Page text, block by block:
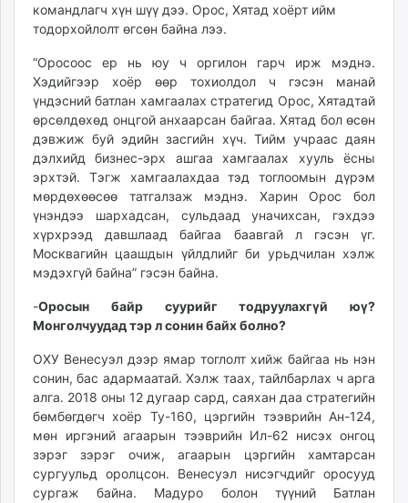
командлагч хүн шүү дээ. Орос, Хятад хоёрт ийм
тодорхойлолт өгсөн байна лээ.
“Оросоос ер нь юу ч оргилон гарч ирж мэднэ.
Хэдийгээр хоёр өөр тохиолдол ч гэсэн манай
үндэсний батлан хамгаалах стратегид Орос, Хятадтай
өрсөлдөхөд онцгой анхаарсан байгаа. Хятад бол өсөн
дэвжиж буй эдийн засгийн хүч. Тийм учраас даян
дэлхийд бизнес-эрх ашгаа хамгаалах хууль ёсны
эрхтэй. Тэгж хамгаалахдаа тэд тоглоомын дүрэм
мөрдөхөөсөө татгалзаж мэднэ. Харин Орос бол
үнэндээ шархадсан, сульдаад уначихсан, гэхдээ
хүрхрээд давшлаад байгаа баавгай л гэсэн үг.
Москвагийн цаашдын үйлдлийг би урьдчилан хэлж
мэдэхгүй байна” гэсэн байна.
-Оросын байр суурийг тодруулахгүй юү?
Монголчуудад тэр л сонин байх болно?
ОХУ Венесуэл дээр ямар тоглолт хийж байгаа нь нэн
сонин, бас адармаатай. Хэлж таах, тайлбарлах ч арга
алга. 2018 оны 12 дугаар сард, саяхан даа стратегийн
бөмбөгдөгч хоёр Ту-160, цэргийн тээврийн Ан-124,
мөн иргэний агаарын тээврийн Ил-62 нисэх онгоц
зэрэг зэрэг очиж, агаарын цэргийн хамтарсан
сургуульд оролцсон. Венесуэл нисэгчдийг оросууд
сургаж байна. Мадуро болон түүний Батлан